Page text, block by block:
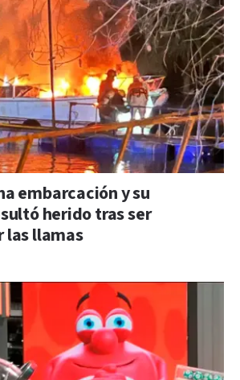
embarcación y su
herido tras ser
las llamas